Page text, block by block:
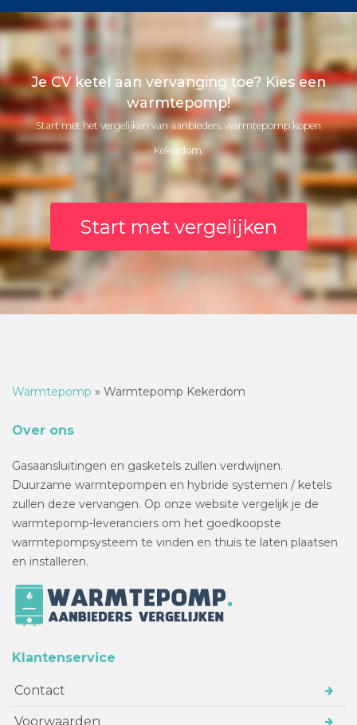
Je CV ketel aan vervanging toe? Kies een
warmtepomp!
Start met het vergelijken van aanbieders: warmtepomp kopen
Kekerdom.
Start met vergelijken
Warmtepomp » Warmtepomp Kekerdom
Over ons
Gasaansluitingen en gasketels zullen verdwijnen.
Duurzame warmtepompen en hybride systemen / ketels
zullen deze vervangen. Op onze website vergelijk je de
warmtepomp-leveranciers om het goedkoopste
warmtepompsysteem te vinden en thuis te laten plaatsen
en installeren.
Klantenservice
Contact
Voorwaarden